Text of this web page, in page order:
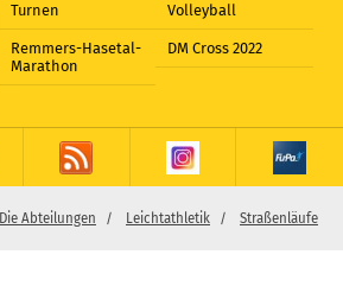
Turnen Volleyball
Remmers-Hasetal-
Marathon
DM Cross 2022
Die Abteilungen Leichtathletik Straßenläufe